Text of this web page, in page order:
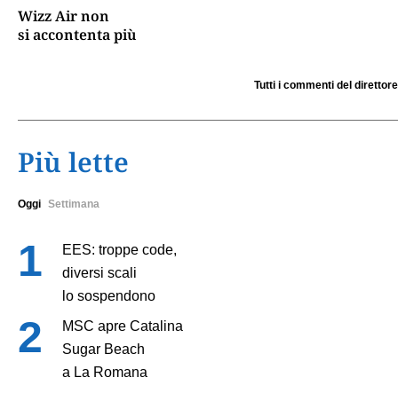
Wizz Air non
si accontenta più
Tutti i commenti del direttore
Più lette
Oggi Settimana
EES: troppe code,
diversi scali
lo sospendono
MSC apre Catalina
Sugar Beach
a La Romana